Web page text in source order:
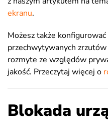
ekranu.
Możesz także
przechwytywanych
rozmyte ze względów
jakość. Przeczytaj więcej o
Blokada